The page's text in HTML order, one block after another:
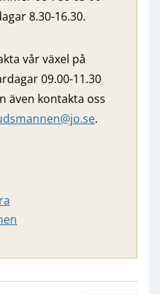
8.30-16.30.
vår växel på
09.00-11.30
även kontakta oss
.